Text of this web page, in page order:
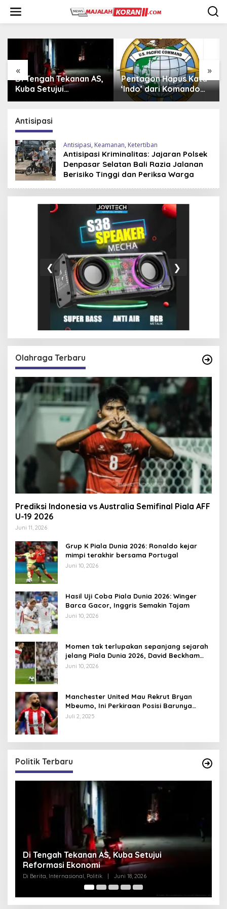
w
« »
Pentagon Hapus Kata
‘Indo’ dari Komando
Indo-Pasifik,
Iran Beli 20 Helikopter
Mi-17 dari Rusia,
Perkuat Armada Udara
Antisipasi
Antisipasi, Keamanan, Ketertiban
Antisipasi Kriminalitas: Jajaran Polsek
Denpasar Selatan Bali Razia Jalanan
Berisiko Tinggi dan Periksa Warga
❮ ❯
Olahraga Terbaru
Prediksi Indonesia vs Australia Semifinal Piala AFF
U-19 2026
Juni 11, 2026
Grup K Piala Dunia 2026: Ronaldo kejar
mimpi terakhir bersama Portugal
Juni 10, 2026
Hasil Uji Coba Piala Dunia 2026: Winger
Barca Gacor, Inggris Semakin Tajam
Juni 10, 2026
Momen tak terlupakan sepanjang sejarah
jelang Piala Dunia 2026, David Beckham
pernah dapat kartu merah
Juni 10, 2026
Manchester United Mau Rekrut Bryan
Mbeumo, Ini Perkiraan Posisi Barunya
dalam Skema Ruben Amorim
Juli 2, 2025
Politik Terbaru
Pentagon Hapus Kata ‘Indo’ dari Komando
Indo-Pasifik, Mengapa?
Di Berita, Internasional, Politik Juni 18, 2026